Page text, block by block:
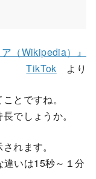
（Wikipedia）』
TikTok より
とですね。
でしょうか。
れます。
いは15秒～１分